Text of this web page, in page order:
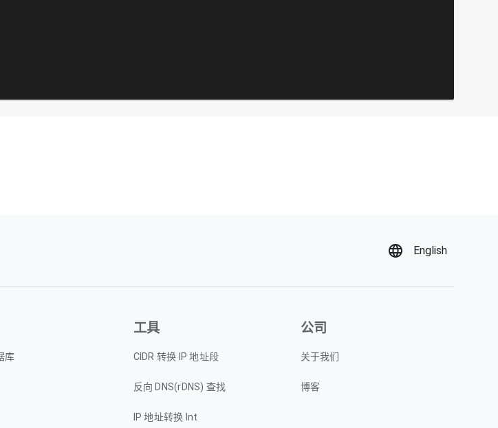
English
库
工具
CIDR 转换 IP 地址段
反向 DNS(rDNS) 查找
IP 地址转换 Int
公司
关于我们
博客